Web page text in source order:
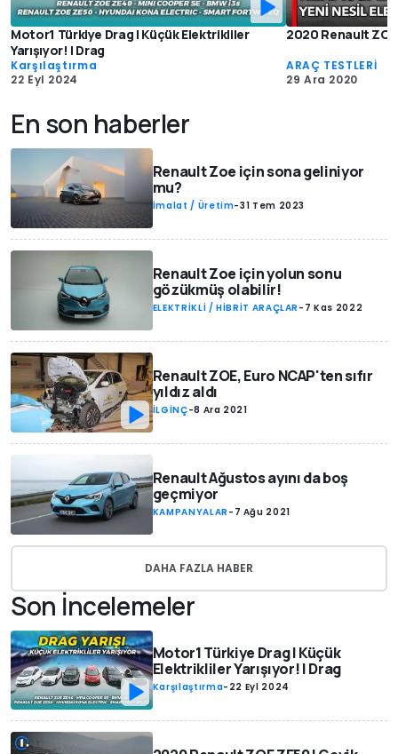
Motor1 Türkiye Drag | Küçük Elektrikliler
Yarışıyor! | Drag
Karşılaştırma
22 Eyl 2024
2020 Renault
ARAÇ TESTLERİ
29 Ara 2020
En son haberler
Renault Zoe için sona geliniyor
mu?
İmalat / Üretim-31 Tem 2023
Renault Zoe için yolun sonu
gözükmüş olabilir!
ELEKTRİKLİ / HİBRİT ARAÇLAR - 7 Kas 2022
Renault ZOE, Euro NCAP'ten sıfır
yıldız aldı
İLGİNÇ-8 Ara 2021
Renault Ağustos ayını da boş
geçmiyor
KAMPANYALAR - 7 Ağu 2021
DAHA FAZLA HABER
Son İncelemeler
Motor1 Türkiye Drag | Küçük
Elektrikliler Yarışıyor! | Drag
Karşılaştırma- 22 Eyl 2024